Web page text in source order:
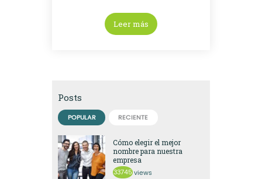
Leer más
Posts
POPULAR RECIENTE
Cómo elegir el mejor
nombre para nuestra
empresa
33745 views